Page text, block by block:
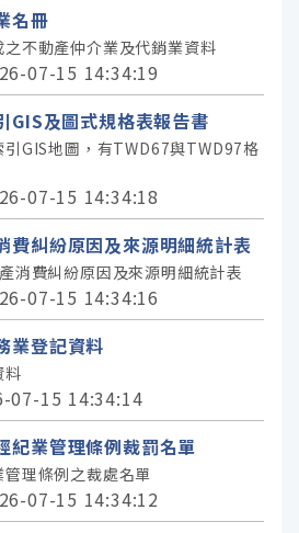
(120)
展局 (95)
護局 (88)
(71)
(68)
展局 (59)
(51)
(43)
(42)
遊局 (40)
(37)
(36)
(30)
(24)
族事務委員會 (24)
名冊
不動產仲介業及代銷業資料
07-15 14:34:19
GIS及圖式規格表報告書
GIS地圖，有TWD67與TWD97格
07-15 14:34:18
費糾紛原因及來源明細統計表
消費糾紛原因及來源明細統計表
07-15 14:34:16
業登記資料
料
07-15 14:34:14
紀業管理條例裁罰名單
理條例之裁處名單
07-15 14:34:12